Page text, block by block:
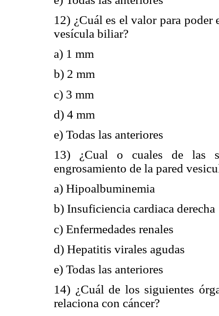
12) ¿Cuál es el valor para poder
vesícula biliar?
a) 1 mm
b) 2 mm
c) 3 mm
d) 4 mm
e) Todas las anteriores
13) ¿Cual o cuales de las
engrosamiento de la pared
a) Hipoalbuminemia
b) Insuficiencia cardiaca derecha
c) Enfermedades renales
d) Hepatitis virales agudas
e) Todas las anteriores
14) ¿Cuál de los siguientes
relaciona con cáncer?